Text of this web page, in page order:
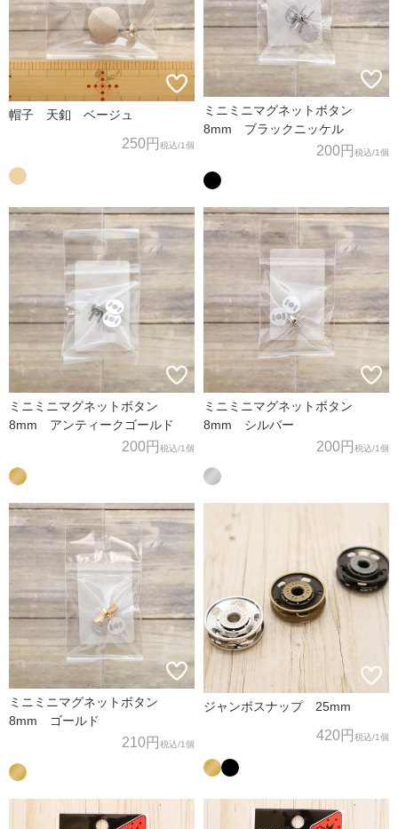
帽子 天釦 ベージュ
250円 税込/1個
ミニミニマグネットボタン
8mm ブラックニッケル
200円 税込/1個
ミニミニマグネットボタン
8mm アンティークゴールド
200円 税込/1個
ミニミニマグネットボタン
8mm シルバー
200円 税込/1個
ミニミニマグネットボタン
8mm ゴールド
210円 税込/1個
ジャンボスナップ 25mm
420円 税込/1個